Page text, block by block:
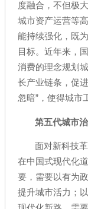
度融合，不但极
城市资产运营等
能持续强化，既
目标。近年来，
消费的理念规划
长产业链条，促
忽暗”，使得城市
第五代城市
面对新科技
在中国式现代化
要，需要以有为
提升城市活力；